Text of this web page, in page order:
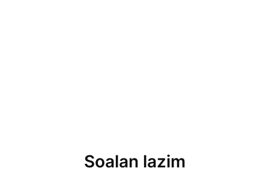
Soalan lazim